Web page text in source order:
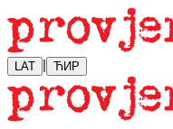
LAT | ЋИР